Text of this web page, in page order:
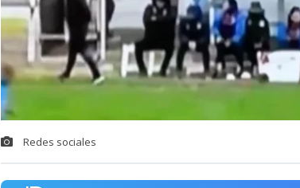
Redes sociales